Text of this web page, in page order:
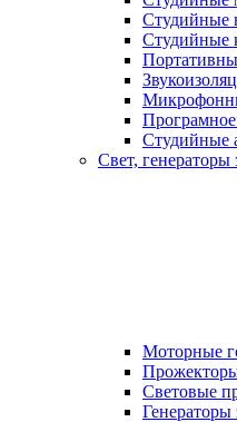
Студийные
Студийные
Студийные
Свет, генераторы
Моторные
Световые
Генераторы